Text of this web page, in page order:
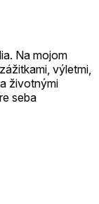
Na mojom
výletmi,
životnými
seba